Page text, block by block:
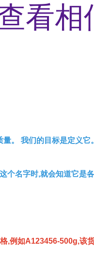
看相
。 我们的目标是定义它
个名字时,就会知道它是
,例如A123456-500g,该